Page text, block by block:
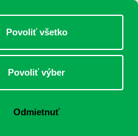
Povoliť všetko
Povoliť výber
Odmietnuť
DOSPELÍ